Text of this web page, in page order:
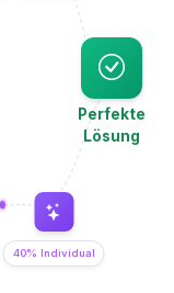
40% Individual
Perfekte
Lösung